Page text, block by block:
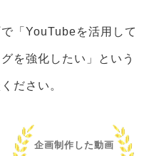
「YouTubeを活用して
を強化したい」という
ださい。
企画制作した動画